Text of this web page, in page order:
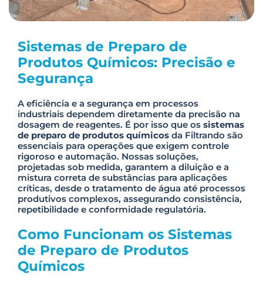
Sistemas de Preparo de
Produtos Químicos: Precisão e
Segurança
A eficiência e a segurança em processos
industriais dependem diretamente da precisão na
dosagem de reagentes. É por isso que os sistemas
de preparo de produtos químicos da Filtrando são
essenciais para operações que exigem controle
rigoroso e automação. Nossas soluções,
projetadas sob medida, garantem a diluição e a
mistura correta de substâncias para aplicações
críticas, desde o tratamento de água até processos
produtivos complexos, assegurando consistência,
repetibilidade e conformidade regulatória.
Como Funcionam os Sistemas
de Preparo de Produtos
Químicos